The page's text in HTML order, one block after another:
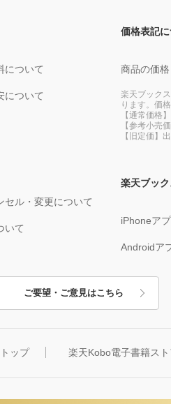
について
について
セル・変更について
いて
価格表記
商品の価
楽天ブック
ります。価
【通常価格
【参考小売
【旧定価】
楽天ブック
iPhoneア
Androidア
ご要望・ご意見はこちら
ップ 楽天Kobo電子書籍ス